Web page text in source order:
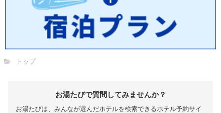
トップ
お湯たびで質問してみませんか？
お湯たびは、みんなが選んだホテルを検索できるホテル予約サイ